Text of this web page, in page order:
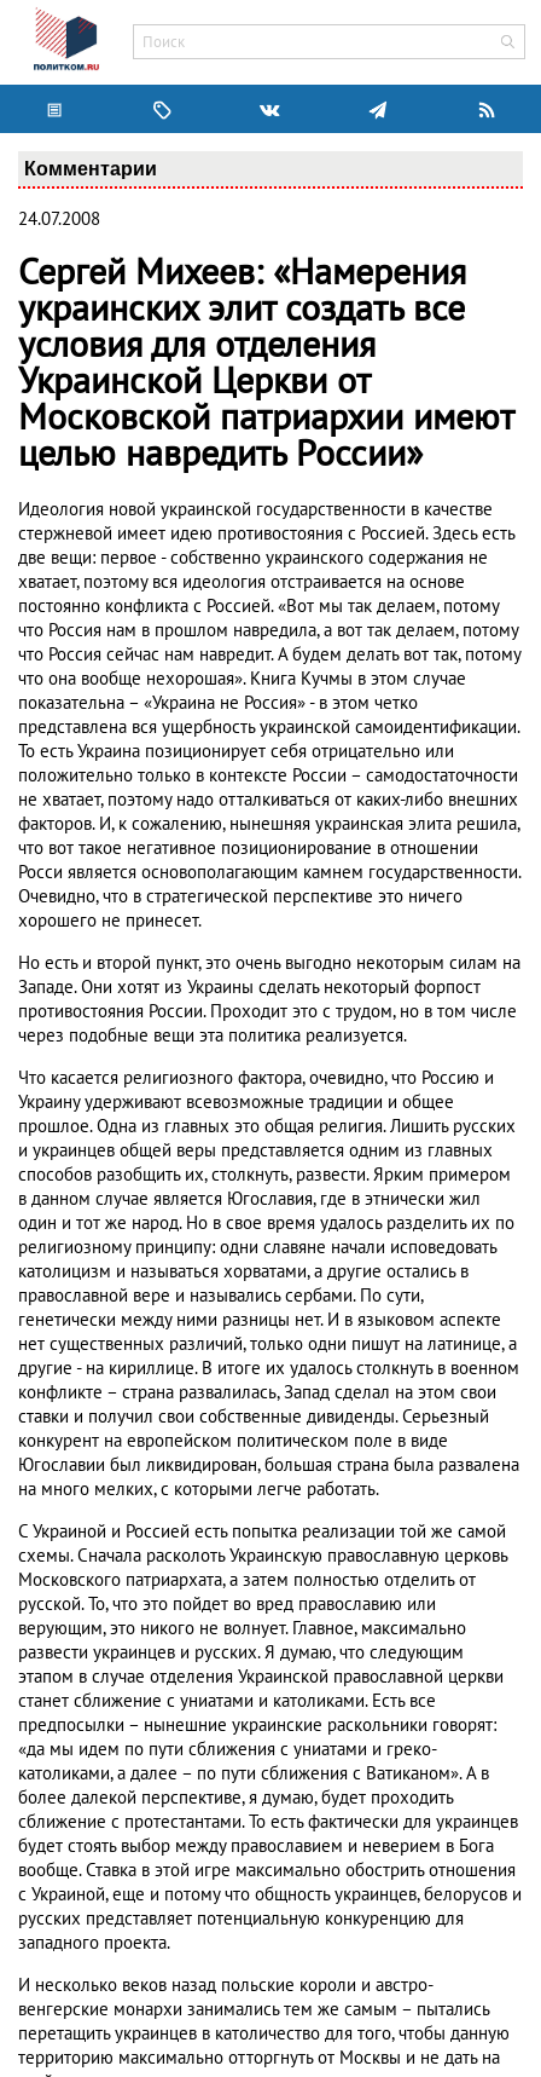
Комментарии
24.07.2008
Сергей Михеев: «Намерения
украинских элит создать все
условия для отделения
Украинской Церкви от
Московской патриархии имеют
целью навредить России»
Идеология новой украинской государственности в качестве
стержневой имеет идею противостояния с Россией. Здесь есть
две вещи: первое - собственно украинского содержания не
хватает, поэтому вся идеология отстраивается на основе
постоянно конфликта с Россией. «Вот мы так делаем, потому
что Россия нам в прошлом навредила, а вот так делаем, потому
что Россия сейчас нам навредит. А будем делать вот так, потому
что она вообще нехорошая». Книга Кучмы в этом случае
показательна – «Украина не Россия» - в этом четко
представлена вся ущербность украинской самоидентификации.
То есть Украина позиционирует себя отрицательно или
положительно только в контексте России – самодостаточности
не хватает, поэтому надо отталкиваться от каких-либо внешних
факторов. И, к сожалению, нынешняя украинская элита решила,
что вот такое негативное позиционирование в отношении
Росси является основополагающим камнем государственности.
Очевидно, что в стратегической перспективе это ничего
хорошего не принесет.
Но есть и второй пункт, это очень выгодно некоторым силам на
Западе. Они хотят из Украины сделать некоторый форпост
противостояния России. Проходит это с трудом, но в том числе
через подобные вещи эта политика реализуется.
Что касается религиозного фактора, очевидно, что Россию и
Украину удерживают всевозможные традиции и общее
прошлое. Одна из главных это общая религия. Лишить русских
и украинцев общей веры представляется одним из главных
способов разобщить их, столкнуть, развести. Ярким примером
в данном случае является Югославия, где в этнически жил
один и тот же народ. Но в свое время удалось разделить их по
религиозному принципу: одни славяне начали исповедовать
католицизм и называться хорватами, а другие остались в
православной вере и назывались сербами. По сути,
генетически между ними разницы нет. И в языковом аспекте
нет существенных различий, только одни пишут на латинице, а
другие - на кириллице. В итоге их удалось столкнуть в военном
конфликте – страна развалилась, Запад сделал на этом свои
ставки и получил свои собственные дивиденды. Серьезный
конкурент на европейском политическом поле в виде
Югославии был ликвидирован, большая страна была развалена
на много мелких, с которыми легче работать.
С Украиной и Россией есть попытка реализации той же самой
схемы. Сначала расколоть Украинскую православную церковь
Московского патриархата, а затем полностью отделить от
русской. То, что это пойдет во вред православию или
верующим, это никого не волнует. Главное, максимально
развести украинцев и русских. Я думаю, что следующим
этапом в случае отделения Украинской православной церкви
станет сближение с униатами и католиками. Есть все
предпосылки – нынешние украинские раскольники говорят:
«да мы идем по пути сближения с униатами и греко-
католиками, а далее – по пути сближения с Ватиканом». А в
более далекой перспективе, я думаю, будет проходить
сближение с протестантами. То есть фактически для украинцев
будет стоять выбор между православием и неверием в Бога
вообще. Ставка в этой игре максимально обострить отношения
с Украиной, еще и потому что общность украинцев, белорусов и
русских представляет потенциальную конкуренцию для
западного проекта.
И несколько веков назад польские короли и австро-
венгерские монархи занимались тем же самым – пытались
перетащить украинцев в католичество для того, чтобы данную
территорию максимально отторгнуть от Москвы и не дать на